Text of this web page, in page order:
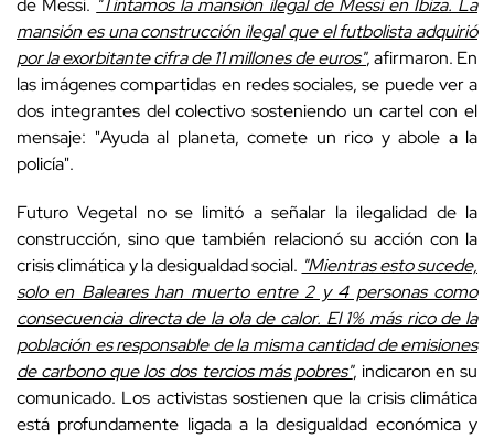
de Messi. "Tintamos la mansión ilegal de Messi en Ibiza. La
mansión es una construcción ilegal que el futbolista adquirió
por la exorbitante cifra de 11 millones de euros", afirmaron. En
las imágenes compartidas en redes sociales, se puede ver a
dos integrantes del colectivo sosteniendo un cartel con el
mensaje: "Ayuda al planeta, comete un rico y abole a la
policía".
Futuro Vegetal no se limitó a señalar la ilegalidad de la
construcción, sino que también relacionó su acción con la
crisis climática y la desigualdad social. "Mientras esto sucede,
solo en Baleares han muerto entre 2 y 4 personas como
consecuencia directa de la ola de calor. El 1% más rico de la
población es responsable de la misma cantidad de emisiones
de carbono que los dos tercios más pobres", indicaron en su
comunicado. Los activistas sostienen que la crisis climática
está profundamente ligada a la desigualdad económica y